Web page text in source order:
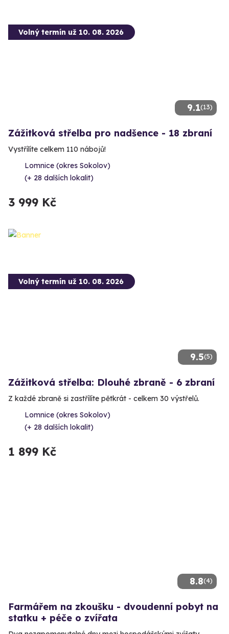
9.1(13)
Volný termín už 10. 08. 2026
Zážitková střelba pro nadšence - 18 zbraní
Vystřílíte celkem 110 nábojů!
Lomnice (okres Sokolov)
(+ 28 dalších lokalit)
3 999 Kč
9.5(5)
Volný termín už 10. 08. 2026
Zážitková střelba: Dlouhé zbraně - 6 zbraní
Z každé zbraně si zastřílíte pětkrát - celkem 30 výstřelů.
Lomnice (okres Sokolov)
(+ 28 dalších lokalit)
1 899 Kč
8.8(4)
Farmářem na zkoušku - dvoudenní pobyt na
statku + péče o zvířata